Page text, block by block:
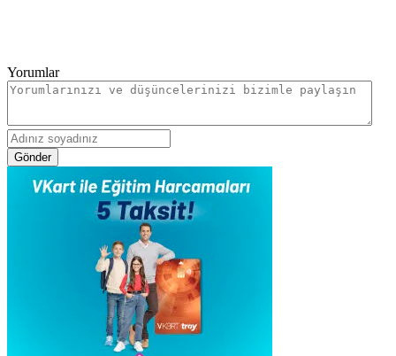
Yorumlar
Gönder